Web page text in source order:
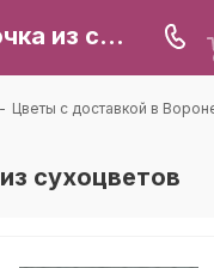
Коробочка из сухоцветов: цена и доставка в Воронеже | Каталея
- Цветы с доставкой в
сухоцветов